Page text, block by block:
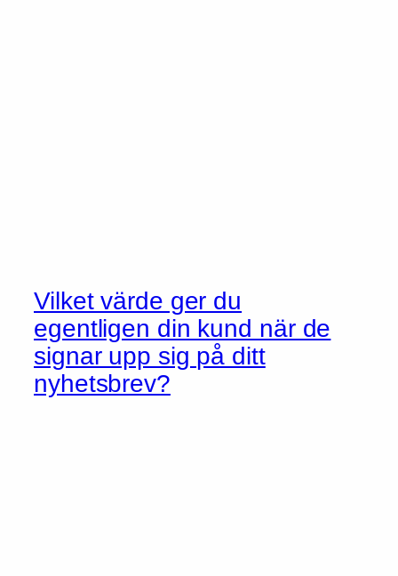
Vilket värde ger du
egentligen din kund när de
signar upp sig på ditt
nyhetsbrev?